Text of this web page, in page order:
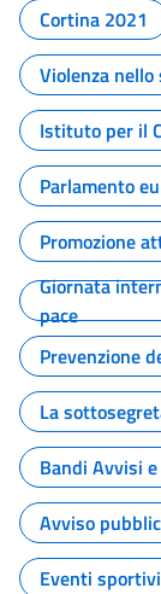
Cortina 2021
Violenza
Istituto per il
Parlamento
Promozione
Giornata
pace
Prevenzione
La
Bandi Avvisi
Avviso
Eventi